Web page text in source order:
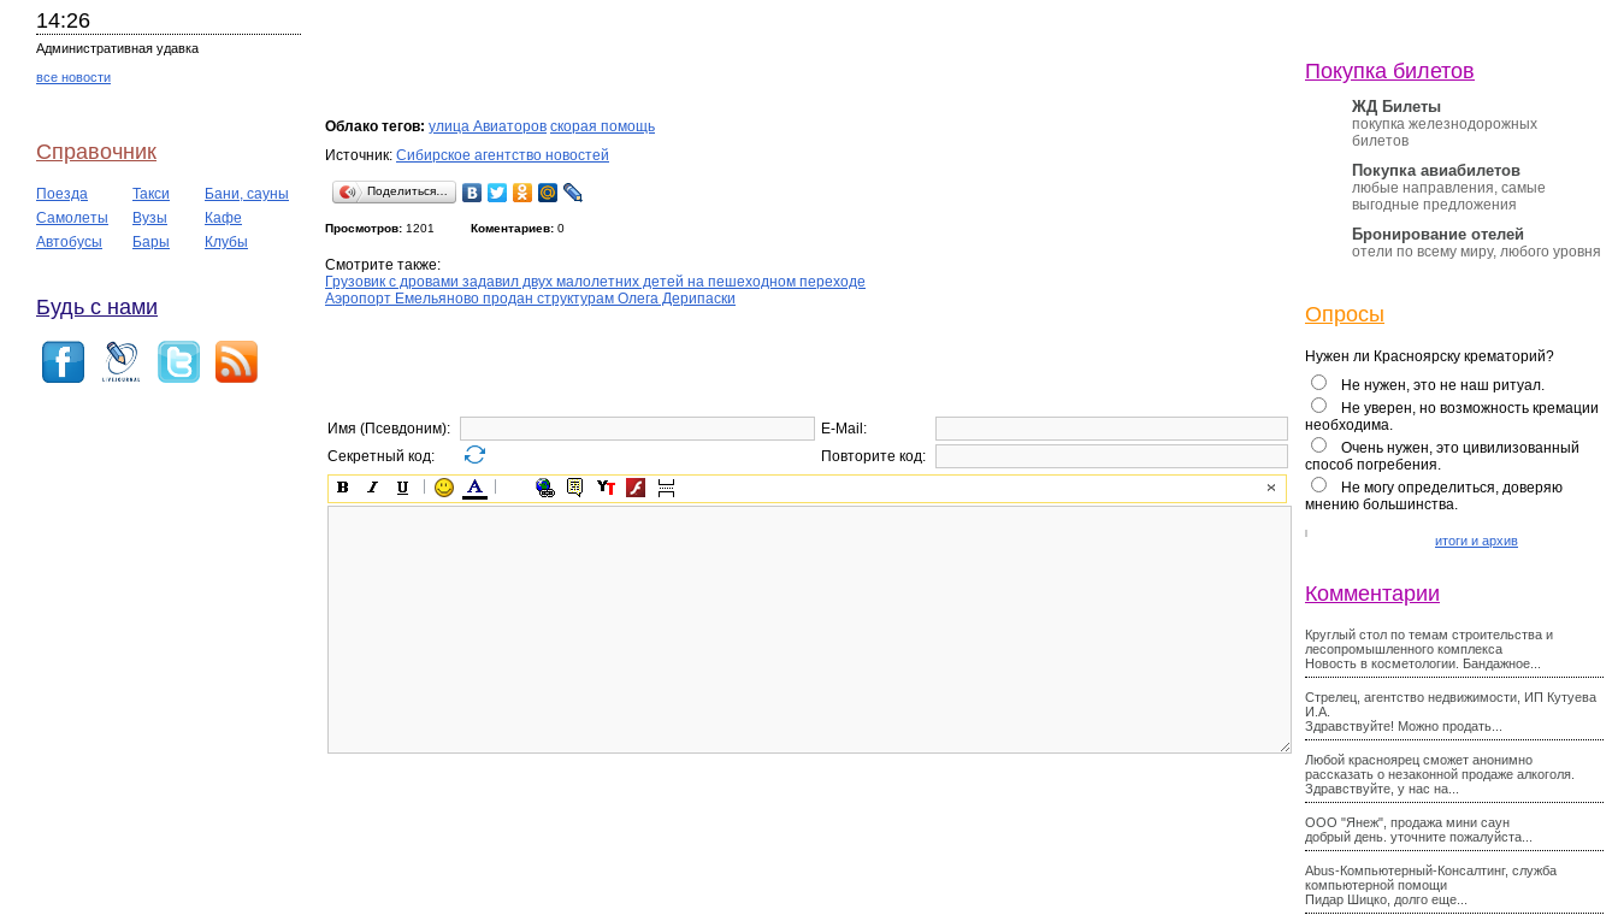
14:26
Административная удавка
все новости
Справочник
Поезда Такси
Бани, сауны
Самолеты
Вузы
Кафе
Автобусы
Бары Клубы
Будь с нами
Облако тегов: улица Авиаторов скорая помощь
Источник: Сибирское агентство новостей
Поделиться…
Просмотров: 1201 Коментариев: 0
Смотрите также:
Грузовик с дровами задавил двух малолетних детей на пешеходном переходе
Аэропорт Емельяново продан структурам Олега Дерипаски
Имя (Псевдоним):
E-Mail:
Секретный код:
Повторите код:
Покупка билетов
ЖД Билеты
покупка железнодорожных
билетов
Покупка авиабилетов
любые направления, самые
выгодные предложения
Бронирование отелей
отели по всему миру, любого уровня
Опросы
Нужен ли Красноярску крематорий?
Не нужен, это не наш ритуал.
Не уверен, но возможность кремации
необходима.
Очень нужен, это цивилизованный
способ погребения.
Не могу определиться, доверяю
мнению большинства.
итоги и архив
Комментарии
Круглый стол по темам строительства и
лесопромышленного комплекса
Новость в косметологии. Бандажное...
Стрелец, агентство недвижимости, ИП Кутуева
И.А.
Здравствуйте! Можно продать...
Любой красноярец сможет анонимно
рассказать о незаконной продаже алкоголя.
Здравствуйте, у нас на...
ООО "Янеж", продажа мини саун
добрый день. уточните пожалуйста...
Abus-Компьютерный-Консалтинг, служба
компьютерной помощи
Пидар Шицко, долго еще...